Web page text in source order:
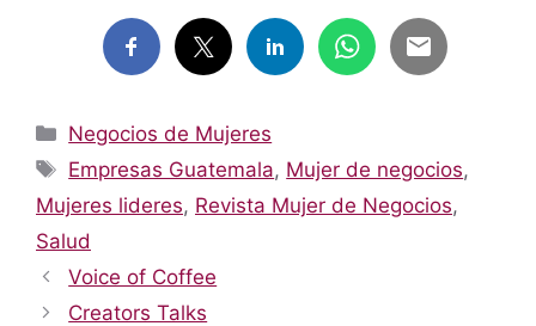
Categorías
Negocios de Mujeres
Etiquetas
Empresas Guatemala, Mujer de negocios,
Mujeres lideres, Revista Mujer de Negocios,
Salud
Voice of Coffee
Creators Talks